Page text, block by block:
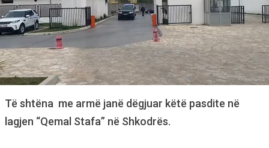
Të shtëna me armë janë dëgjuar këtë pasdite në
lagjen “Qemal Stafa” në Shkodrës.